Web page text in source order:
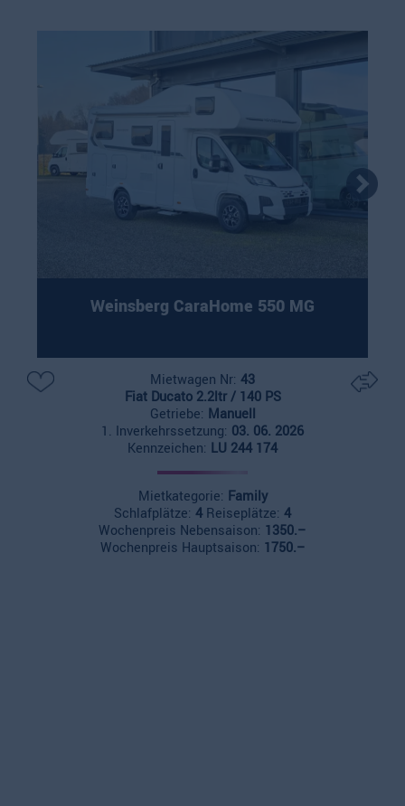
Weinsberg CaraHome 550 MG
Mietwagen Nr: 43
Fiat Ducato 2.2ltr / 140 PS
Getriebe: Manuell
1. Inverkehrssetzung: 03. 06. 2026
Kennzeichen: LU 244 174
Mietkategorie: Family
Schlafplätze: 4 Reiseplätze: 4
Wochenpreis Nebensaison: 1350.–
Wochenpreis Hauptsaison: 1750.–